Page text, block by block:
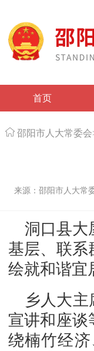
首页
邵阳市人大常委会
来源：邵阳市人大常
洞口县大
基层、联系
绘就和谐宜
乡人大
宣讲和座谈
绕楠竹经